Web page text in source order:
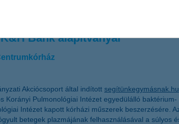
Bank alapítványai
Akciócsoport által indított segítünkegymásnak.hu
Korányi Pulmonológiai Intézet egyedülálló
Intézet kapott kórházi műszerek beszerzésére.
betegek plazmájának felhasználásával a súlyos